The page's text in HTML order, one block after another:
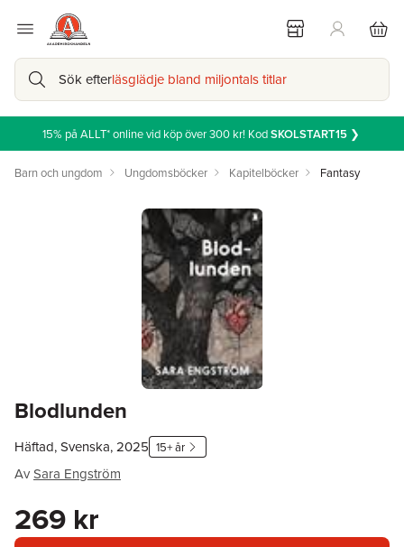
Sök efterläsglädje bland miljontals titlar
15% på ALLT* online vid köp över 300 kr! KodSKOLSTART15❯
Barn och ungdom Ungdomsböcker Kapitelböcker Fantasy
Blodlunden
Häftad, Svenska, 2025 15+ år
AvSara Engström
269 kr